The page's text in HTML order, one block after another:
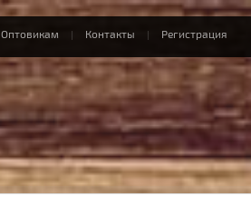
Оптовикам Контакты Регистрация